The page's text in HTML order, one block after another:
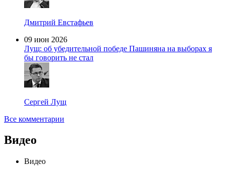
Дмитрий Евстафьев
09 июн 2026
Лущ: об убедительной победе Пашиняна на выборах я
бы говорить не стал
Сергей Лущ
Все комментарии
Видео
Видео